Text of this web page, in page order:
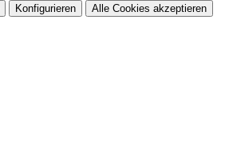
Konfigurieren Alle Cookies akzeptieren